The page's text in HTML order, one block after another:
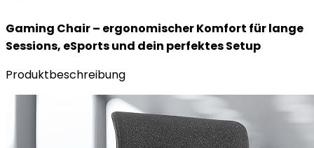
Gaming Chair – ergonomischer Komfort für lange
Sessions, eSports und dein perfektes Setup
Produktbeschreibung